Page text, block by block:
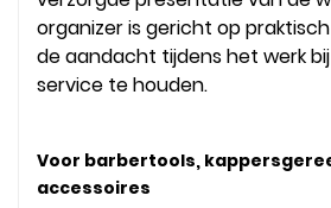
organizer is gericht op
de aandacht tijdens het werk
service te houden.
Voor barbertools,
accessoires